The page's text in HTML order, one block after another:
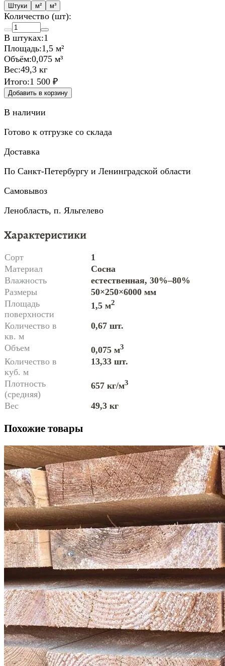
Штуки м² м³
Количество (шт):
В штуках:1
Площадь:1,5 м²
Объём:0,075 м³
Вес:49,3 кг
Итого:1 500 ₽
Добавить в корзину
В наличии
Готово к отгрузке со склада
Доставка
По Санкт-Петербургу и Ленинградской области
Самовывоз
Ленобласть, п. Яльгелево
Характеристики
Сорт
1
Материал
Сосна
Влажность
естественная, 30%–80%
Размеры
50×250×6000 мм
Площадь
поверхности
1,5 м2
Количество в
кв. м
0,67 шт.
Объем 0,075 м3
Количество в
куб. м
13,33 шт.
Плотность
(средняя)
657 кг/м3
Вес 49,3 кг
Похожие товары